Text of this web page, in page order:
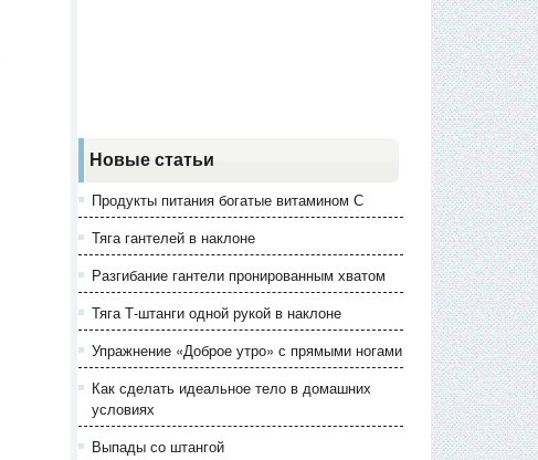
Новые статьи
Продукты питания богатые витамином С
Тяга гантелей в наклоне
Разгибание гантели пронированным хватом
Тяга Т-штанги одной рукой в наклоне
Упражнение «Доброе утро» с прямыми ногами
Как сделать идеальное тело в домашних
условиях
Выпады со штангой